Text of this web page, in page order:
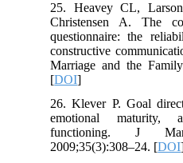
25. Heavey CL,
Christensen A. The
questionnaire: the
constructive
Marriage and the
[DOI
26. Klever P. Goal
emotional
functioning. J
2009;35(3):308–24. [